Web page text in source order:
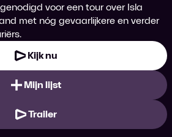
voor een tour over Isla
met nóg gevaarlijkere en verder
Kijk nu
Mijn lijst
Trailer